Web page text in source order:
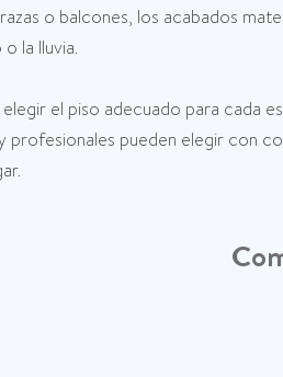
o balcones, los acabados
la lluvia.
el piso adecuado para cada
profesionales pueden elegir con